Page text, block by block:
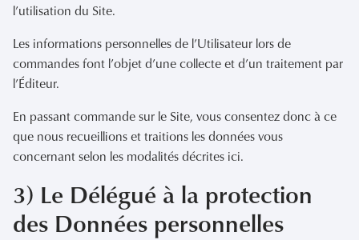
l’utilisation du Site.
Les informations personnelles de l’Utilisateur lors de
commandes font l’objet d’une collecte et d’un traitement par
l’Éditeur.
En passant commande sur le Site, vous consentez donc à ce
que nous recueillions et traitions les données vous
concernant selon les modalités décrites ici.
3) Le Délégué à la protection
des Données personnelles